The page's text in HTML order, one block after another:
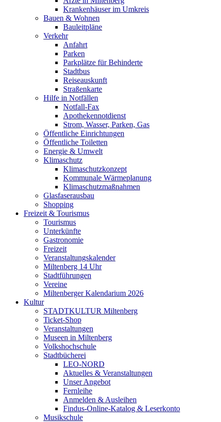
Krankenhäuser im Umkreis
Bauen & Wohnen
Bauleitpläne
Verkehr
Anfahrt
Parken
Parkplätze für Behinderte
Stadtbus
Reiseauskunft
Straßenkarte
Hilfe in Notfällen
Notfall-Fax
Apothekennotdienst
Strom, Wasser, Parken, Gas
Öffentliche Einrichtungen
Öffentliche Toiletten
Energie & Umwelt
Klimaschutz
Klimaschutzkonzept
Kommunale Wärmeplanung
Klimaschutzmaßnahmen
Glasfaserausbau
Shopping
Freizeit & Tourismus
Tourismus
Unterkünfte
Gastronomie
Freizeit
Veranstaltungskalender
Miltenberg 14 Uhr
Stadtführungen
Vereine
Miltenberger Kalendarium 2026
Kultur
STADTKULTUR Miltenberg
Ticket-Shop
Veranstaltungen
Museen in Miltenberg
Volkshochschule
Stadtbücherei
LEO-NORD
Aktuelles & Veranstaltungen
Unser Angebot
Fernleihe
Anmelden & Ausleihen
Findus-Online-Katalog & Leserkonto
Musikschule